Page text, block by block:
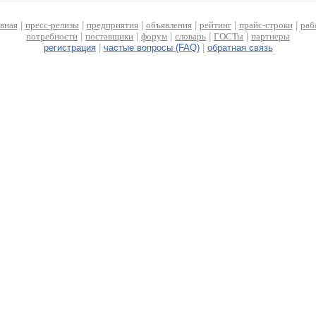
| пресс-релизы предприятия| объявления| рейтинг| прайс-строки|
потребности
поставщики форум словарь ГОСТы
партнеры
регистрация| частые вопросы (FAQ)| обратная связь